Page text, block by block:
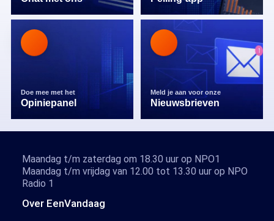
Doe mee met het
Opiniepanel
Meld je aan voor onze
Nieuwsbrieven
Over EenVandaag
Maandag t/m zaterdag om 18.30 uur op NPO1
Maandag t/m vrijdag van 12.00 tot 13.30 uur op NPO
Radio 1